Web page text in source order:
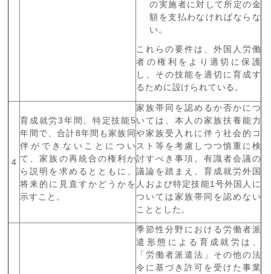
の実施者に対して所定の金
額を支払わなければならな
い。
これらの要件は、外国人労働
者の権利をより適切に保護
し、その技能を適切に育成す
るために設けられている。
4
育成就労3年間、特定技能5
年間で、合計8年間も家族同
伴ができないことについ
て、家族の再統合の権利か
ら説明を求めるとともに、
将来的に見直すかどうかを
示すこと。
家族帯同を認めるか否かにつ
いては、本人の家族扶養能力
や家族受入れに伴う社会的コ
スト等を考慮しつつ慎重に検
討すべき事項。有識者会議の
議論を踏まえ、育成就労外国
人および特定技能1 号外国人に
ついては家族帯同を認めない
こととした。
季節性分野における労働者派
遣形態による育成就労は、
「労働者派遣法」その他の法
令に基づき許可を受けた事業